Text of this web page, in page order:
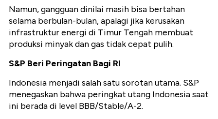
Namun, gangguan dinilai masih bisa bertahan
selama berbulan-bulan, apalagi jika kerusakan
infrastruktur energi di Timur Tengah membuat
produksi minyak dan gas tidak cepat pulih.
S&P Beri Peringatan Bagi RI
Indonesia menjadi salah satu sorotan utama. S&P
menegaskan bahwa peringkat utang Indonesia saat
ini berada di level BBB/Stable/A-2.